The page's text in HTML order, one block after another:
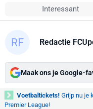
Interessant
Redactie
Maak ons je Google-
Voetbaltickets! Grijp nu je
Premier League!